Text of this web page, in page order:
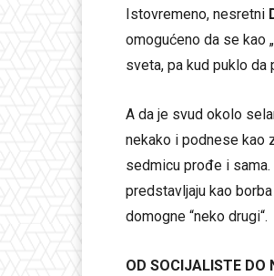
Istovremeno, nesretni
omogućeno da se kao
sveta, pa kud puklo da
A da je svud okolo
nekako i podnese kao
sedmicu prođe i sama.
predstavljaju kao
domogne “neko drugi“.
OD SOCIJALISTE DO